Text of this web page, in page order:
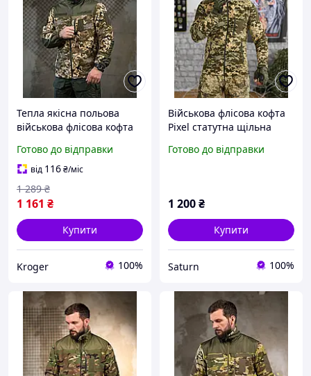
Тепла якісна польова
військова флісова кофта
Готово до відправки
від 116₴/міс
1 161 ₴
1 289 ₴
Купити
Kroger 100%
Військова флісова кофта
Pixel статутна щільна
флісова кофта армійська
Готово до відправки
1 200₴
Купити
Saturn 100%